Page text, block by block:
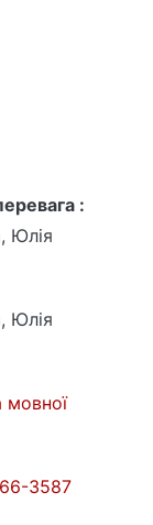
:
Юлія
Юлія
мовної
3587